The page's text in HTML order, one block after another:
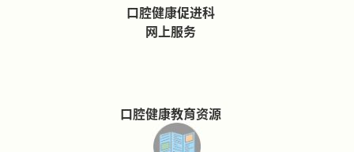
口腔健康促进科
网上服务
口腔健康教育资源